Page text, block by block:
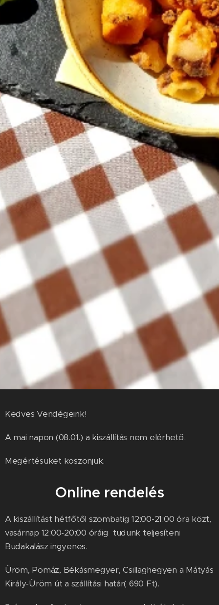
Kedves Vendégeink!
A mai napon (08.01.) a kiszállítás nem elérhető.
Megértésüket köszönjük.
Online rendelés
A kiszállítást hétfőtől szombatig 12:00-21:00 óra közt,
vasárnap 12:00-20:00 óráig tudunk teljesíteni
Budakalász ingyenes.
Üröm, Pomáz, Békásmegyer, Csillaghegyen a Mátyás
Király-Üröm út a szállítási határ( 690 Ft).